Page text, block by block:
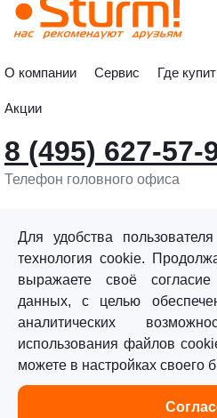
О компании Сервис Где
Акции
8 (495) 627-57-
Телефон головного офиса
©«Sturm!» 2011–2026 ®
Все права защищены.
Политика обработки
Для удобства
технология cookie.
выражаете своё
данных, с целью
аналитических
использования файлов
можете в настройках своего